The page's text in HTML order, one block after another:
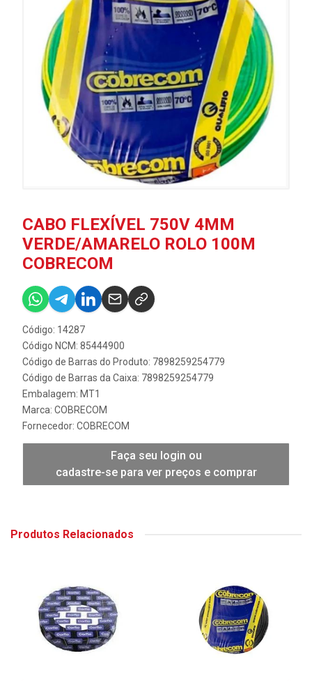
CABO FLEXÍVEL 750V 4MM
VERDE/AMARELO ROLO 100M
COBRECOM
Código: 14287
Código NCM: 85444900
Código de Barras do Produto: 7898259254779
Código de Barras da Caixa: 7898259254779
Embalagem: MT1
Marca: COBRECOM
Fornecedor: COBRECOM
Faça seu login ou
cadastre-se para ver preços e comprar
Produtos Relacionados